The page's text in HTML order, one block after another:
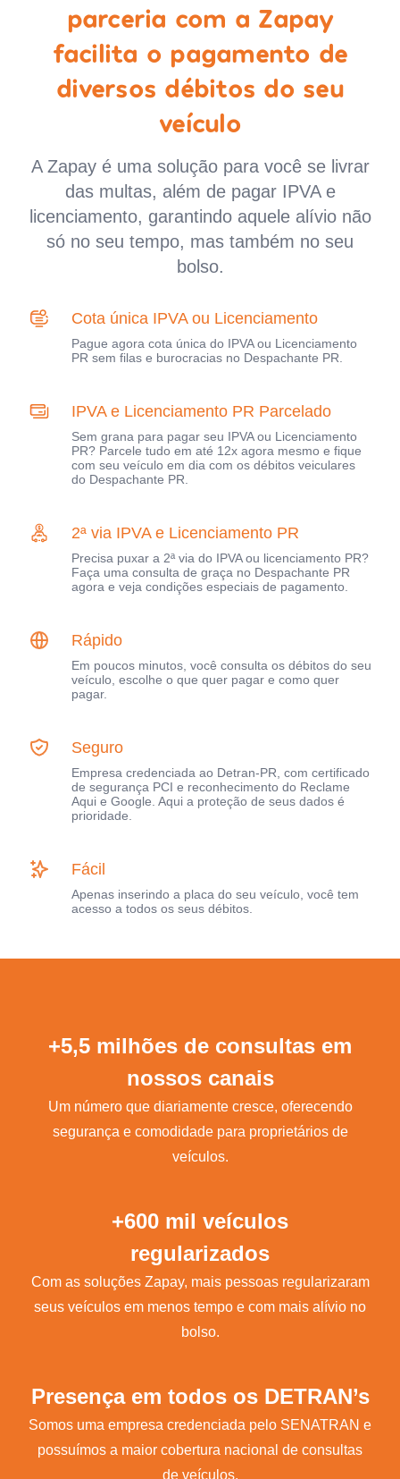
parceria com a Zapay
facilita o pagamento de
diversos débitos do seu
veículo
A Zapay é uma solução para você se livrar
das multas, além de pagar IPVA e
licenciamento, garantindo aquele alívio não
só no seu tempo, mas também no seu
bolso.
Cota única IPVA ou Licenciamento
Pague agora cota única do IPVA ou Licenciamento
PR sem filas e burocracias no Despachante PR.
IPVA e Licenciamento PR Parcelado
Sem grana para pagar seu IPVA ou Licenciamento
PR? Parcele tudo em até 12x agora mesmo e fique
com seu veículo em dia com os débitos veiculares
do Despachante PR.
2ª via IPVA e Licenciamento PR
Precisa puxar a 2ª via do IPVA ou licenciamento PR?
Faça uma consulta de graça no Despachante PR
agora e veja condições especiais de pagamento.
Rápido
Em poucos minutos, você consulta os débitos do seu
veículo, escolhe o que quer pagar e como quer
pagar.
Seguro
Empresa credenciada ao Detran-PR, com certificado
de segurança PCI e reconhecimento do Reclame
Aqui e Google. Aqui a proteção de seus dados é
prioridade.
Fácil
Apenas inserindo a placa do seu veículo, você tem
acesso a todos os seus débitos.
+5,5 milhões de consultas em
nossos canais
Um número que diariamente cresce, oferecendo
segurança e comodidade para proprietários de
veículos.
+600 mil veículos
regularizados
Com as soluções Zapay, mais pessoas regularizaram
seus veículos em menos tempo e com mais alívio no
bolso.
Presença em todos os DETRAN’s
Somos uma empresa credenciada pelo SENATRAN e
possuímos a maior cobertura nacional de consultas
de veículos.